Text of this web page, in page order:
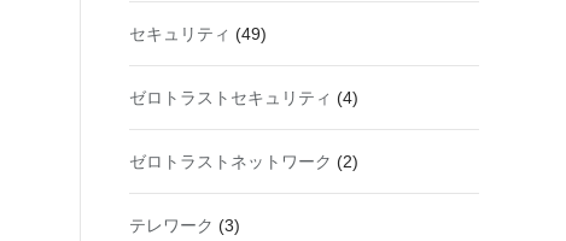
セキュリティ (49)
ゼロトラストセキュリティ (4)
ゼロトラストネットワーク (2)
テレワーク (3)